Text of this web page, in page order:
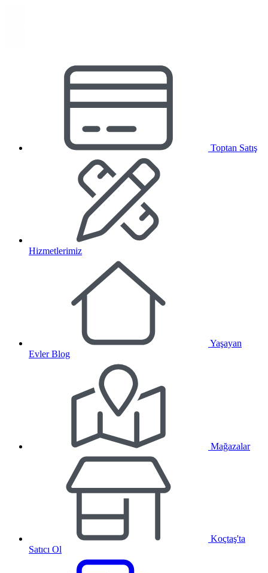
Toptan Satış
Hizmetlerimiz
Yaşayan
Evler Blog
Mağazalar
Koçtaş'ta
Satıcı Ol